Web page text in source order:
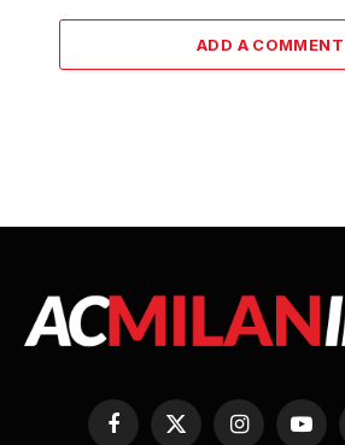
ADD A COMMENT
Facebook
X
Instagram